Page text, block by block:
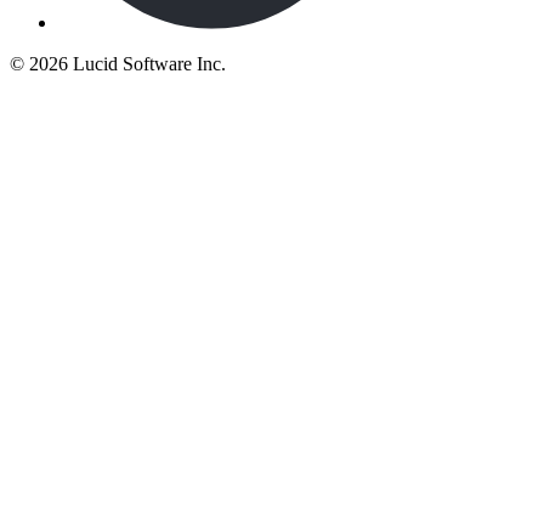
© 2026 Lucid Software Inc.